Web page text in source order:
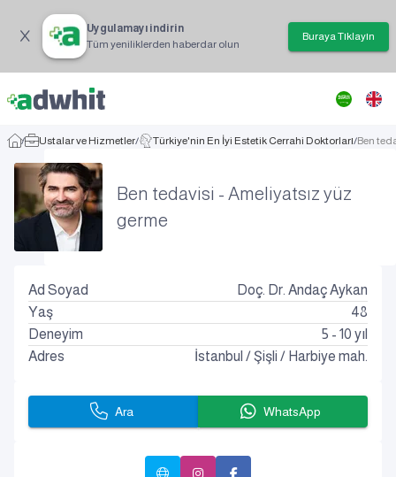
Uygulamayı indirin
Tüm yeniliklerden haberdar olun
Buraya Tıklayın
/ Ustalar ve Hizmetler/ Türkiye'nin En İyi Estetik Cerrahi Doktorları/Ben
Ben tedavisi - Ameliyatsız yüz
germe
Ad Soyad
Doç. Dr. Andaç Aykan
Yaş
48
Deneyim
5 - 10 yıl
Adres
İstanbul /Şişli / Harbiye mah.
Ara WhatsApp